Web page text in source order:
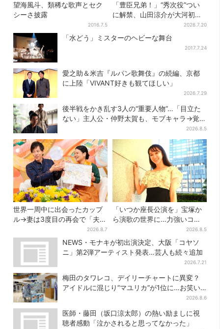
望海風斗、類稀な歌声とセク
シーさ披露
2016.7.5
「豊臣兄弟！」“秀次役”つい
に解禁、山田涼介が大河初出
演「まさかの」「楽しみすぎ
る」
2026.7.20
「水どう」ミスターのヘビーな舞台
2017.7.24
愛之助＆米吉『ルパン歌舞伎』の続編、京都
に上陸「VIVANT好きも観てほしい」
2026.7.29
後半戦をかき乱す3人の“重要人物”…「目立た
ない」主人公・仲野太賀も、モブキャラ→覚醒
2026.8.5
世界一周中に出会ったカップ
ル→妻は3度目の再会で「夫の
顔の良さを認識」ジョージア
の酒場で急接近
2026.8.7
「いつか座長公演を」宝塚か
ら演歌の世界に…力強いコブ
シで聴かせる有沙瞳の目指す
道とは
2026.8.5
NEWS・モナキが初出演決定、大阪「コヤソ
ニ」第2弾アーティスト発表…芸人も続々追加
2026.7.21
梅田のタワレコ、デイリーチャートに異変？
アイドルに混じり“マユリカ”が1位に…お笑い
2026.8.6
医師・藤田（坂口涼太郎）の熱い励ましに視
聴者感動「泣かされると思ってなかった」